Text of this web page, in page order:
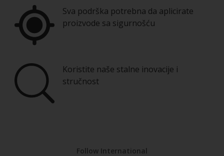
Sva podrška potrebna da aplicirate
proizvode sa sigurnošću
Koristite naše stalne inovacije i
stručnost
Follow International